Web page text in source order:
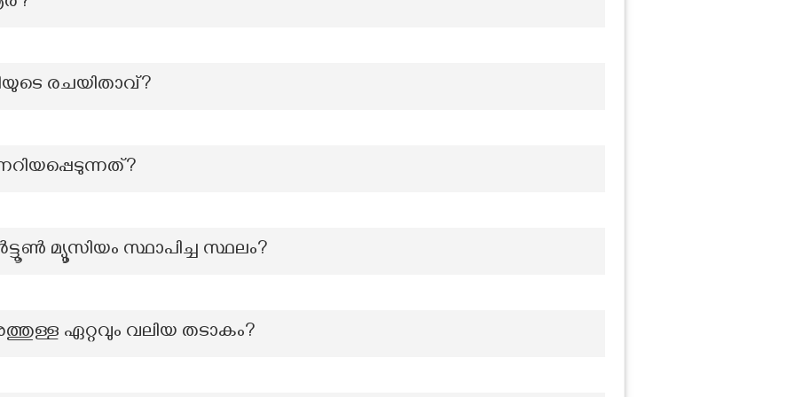
രചയിതാവ്?
മ്യൂസിയം സ്ഥാപിച്ച സ്ഥലം?
ഏറ്റവും വലിയ തടാകം?